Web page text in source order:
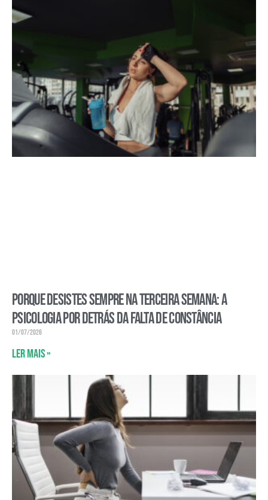
Porque desistes sempre na terceira semana: a
psicologia por detrás da falta de constância
01/07/2026
Ler mais »